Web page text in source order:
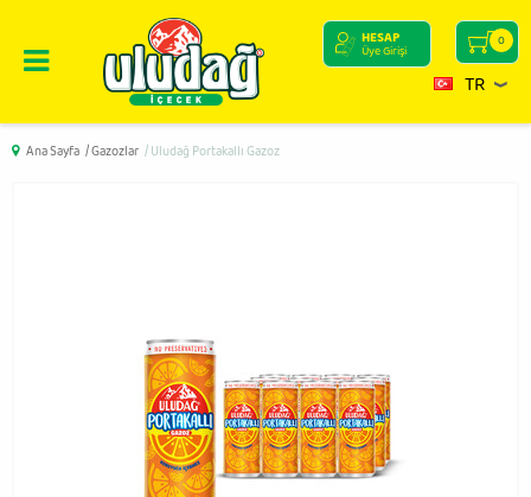
0
HESAP
Üye Girişi
TR
Ana Sayfa / Gazozlar / Uludağ Portakallı Gazoz